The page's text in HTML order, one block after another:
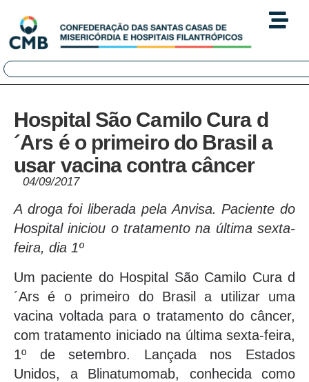
Hospital São Camilo Cura d
´Ars é o primeiro do Brasil a
usar vacina contra câncer
04/09/2017
A droga foi liberada pela Anvisa. Paciente do
Hospital iniciou o tratamento na última sexta-
feira, dia 1º
Um paciente do Hospital São Camilo Cura d
´Ars é o primeiro do Brasil a utilizar uma
vacina voltada para o tratamento do câncer,
com tratamento iniciado na última sexta-feira,
1º de setembro. Lançada nos Estados
Unidos, a Blinatumomab, conhecida como